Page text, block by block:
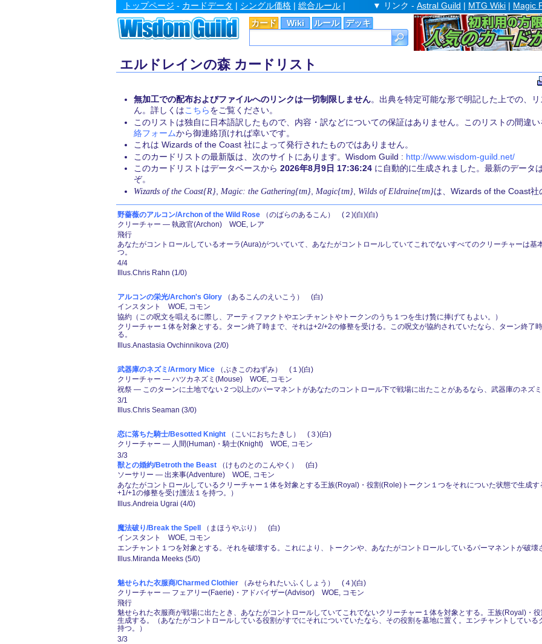
カード Wiki ルール デッキ
トップページ - カードデータ | シングル価格 | 総合ルール | ▼ リンク - Astral Guild | MTG Wiki | Magic
エルドレインの森 カードリスト
無加工での配布およびファイルへのリンクは一切制限しません。出典を特定可能な形で明記した上での、
ん。詳しくはこちらをご覧ください。
このリストは独自に日本語訳したもので、内容・訳などについての保証はありません。このリストの間違い
絡フォームから御連絡頂ければ幸いです。
これは Wizards of the Coast 社によって発行されたものではありません。
このカードリストの最新版は、次のサイトにあります。Wisdom Guild : http://www.wisdom-guild.net/
このカードリストはデータベースから 2026年8月9日 17:36:24に自動的に生成されました。最新のデータ
ぞ。
Wizards of the Coast{R}, Magic: the Gathering{tm}, Magic{tm}, Wilds of Eldraine{tm}は、Wizards of the Coast社
野薔薇のアルコン/Archon of the Wild Rose （のばらのあるこん） (２)(白)(白)
クリーチャー ― 執政官(Archon) WOE, レア
飛行
あなたがコントロールしているオーラ(Aura)がついていて、あなたがコントロールしていてこれでないすべてのクリーチャーは基
つ。
4/4
Illus.Chris Rahn (1/0)
アルコンの栄光/Archon's Glory （あるこんのえいこう） (白)
インスタント WOE, コモン
協約（この呪文を唱えるに際し、アーティファクトやエンチャントやトークンのうち１つを生け贄に捧げてもよい。）
クリーチャー１体を対象とする。ターン終了時まで、それは+2/+2の修整を受ける。この呪文が協約されていたなら、ターン終了
る。
Illus.Anastasia Ovchinnikova (2/0)
武器庫のネズミ/Armory Mice （ぶきこのねずみ） (１)(白)
クリーチャー ― ハツカネズミ(Mouse) WOE, コモン
祝祭 ― このターンに土地でない２つ以上のパーマネントがあなたのコントロール下で戦場に出たことがあるなら、武器庫のネズミ
3/1
Illus.Chris Seaman (3/0)
恋に落ちた騎士/Besotted Knight （こいにおちたきし） (３)(白)
クリーチャー ― 人間(Human)・騎士(Knight) WOE, コモン
3/3
獣との婚約/Betroth the Beast （けものとのこんやく） (白)
ソーサリー ― 出来事(Adventure) WOE, コモン
あなたがコントロールしているクリーチャー１体を対象とする王族(Royal)・役割(Role)トークン１つをそれについた状態で生成
+1/+1の修整を受け護法１を持つ。）
Illus.Andreia Ugrai (4/0)
魔法破り/Break the Spell
（まほうやぶり） (白)
インスタント WOE, コモン
エンチャント１つを対象とする。それを破壊する。これにより、トークンや、あなたがコントロールしているパーマネントが破壊
Illus.Miranda Meeks (5/0)
魅せられた衣服商/Charmed Clothier （みせられたいふくしょう） (４)(白)
クリーチャー ― フェアリー(Faerie)・アドバイザー(Advisor) WOE, コモン
飛行
魅せられた衣服商が戦場に出たとき、あなたがコントロールしていてこれでないクリーチャー１体を対象とする。王族(Royal)・
生成する。（あなたがコントロールしている役割がすでにそれについていたなら、その役割を墓地に置く。エンチャントしてい
持つ。）
3/3